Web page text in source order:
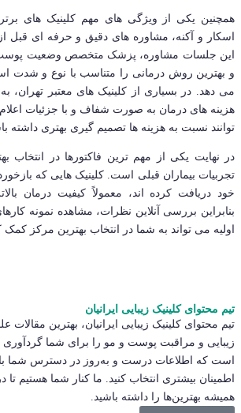
همچنین یکی از ویژگی های مهم کلینیک های برتر
اسکار و آکنه، مشاوره های دقیق و حرفه ای قبل
این جلسات مشاوره، پزشک متخصص وضعیت پوست
و بهترین روش درمانی را متناسب با نوع و شدت
می دهد. در بسیاری از کلینیک های معتبر تهران،
هزینه های درمان به صورت شفاف و با جزئیات
توانند نسبت به هزینه ها تصمیم گیری بهتری داشته
در نهایت یکی از مهم ترین فاکتورها در انتخاب
تجربیات بیماران قبلی است. کلینیک هایی که
خود دریافت کرده اند، معمولاً کیفیت درمان
بنابراین بررسی آنلاین نظرات، مشاهده نمونه
اولیه می تواند به شما در انتخاب بهترین مرکز کمک
تیم محتوای کلینیک زیبایی ایرانیان
تیم محتوای کلینیک زیبایی ایرانیان، بهترین مقالات
زیبایی و مراقبت پوست و مو را برای شما
است که اطلاعات درست و به‌روز در دسترس شما
اطمینان بیشتری انتخاب کنید. ما کنار شما هستیم تا
همیشه بهترین‌ها را داشته باشید.